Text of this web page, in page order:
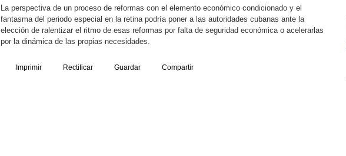
La perspectiva de un proceso de reformas con el elemento económico condicionado y el
fantasma del periodo especial en la retina podría poner a las autoridades cubanas ante la
elección de ralentizar el ritmo de esas reformas por falta de seguridad económica o acelerarlas
por la dinámica de las propias necesidades.
Imprimir Rectificar Guardar Compartir